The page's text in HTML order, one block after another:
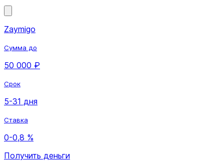
Zaymigo
Сумма до
50 000 ₽
Срок
5-31 дня
Ставка
0-0,8 %
Получить деньги